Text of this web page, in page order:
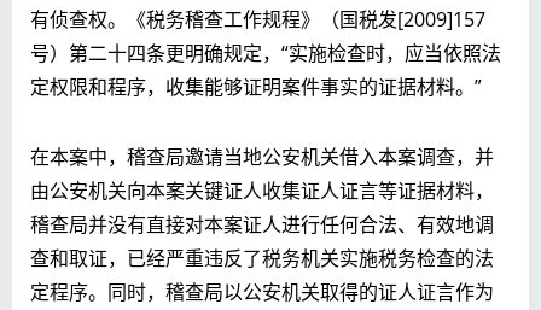
有侦查权。《税务稽查工作规程》（国税发[2009]157
号）第二十四条更明确规定，“实施检查时，应当依照法
定权限和程序，收集能够证明案件事实的证据材料。”
在本案中，稽查局邀请当地公安机关借入本案调查，并
由公安机关向本案关键证人收集证人证言等证据材料，
稽查局并没有直接对本案证人进行任何合法、有效地调
查和取证，已经严重违反了税务机关实施税务检查的法
定程序。同时，稽查局以公安机关取得的证人证言作为